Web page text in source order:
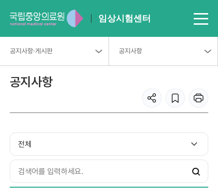
임상시험센터
공지사항·게시판 공지사항
공지사항